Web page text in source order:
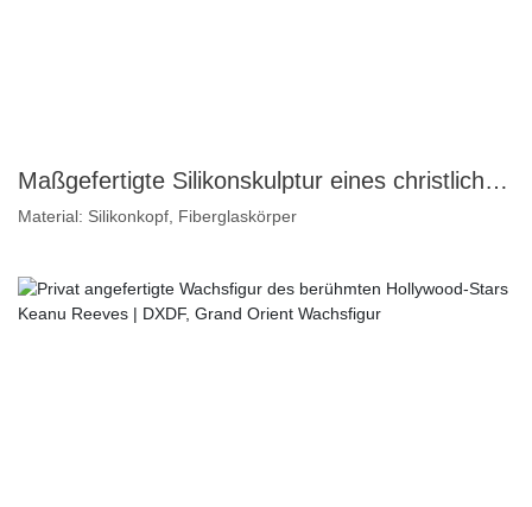
Maßgefertigte Silikonskulptur eines christlichen Kaisers für das Historische Museum | DXDF Art, Wachsskulptur Grand Orient
Material: Silikonkopf, Fiberglaskörper